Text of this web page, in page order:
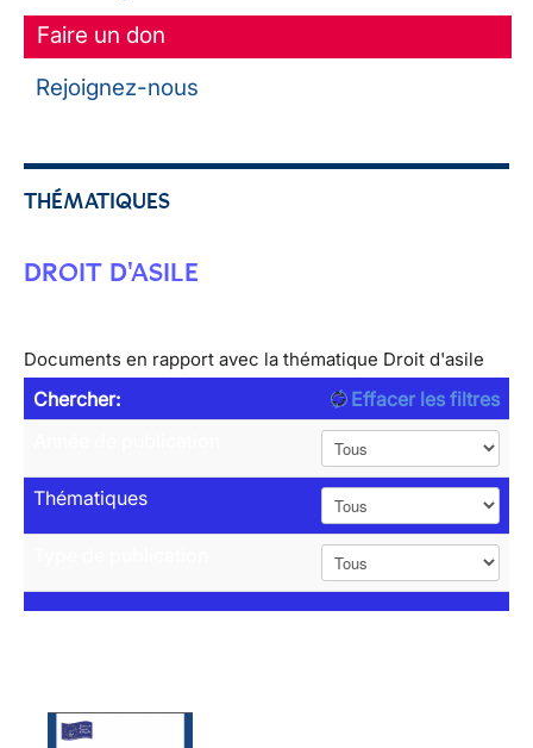
Faire un don
Rejoignez-nous
THÉMATIQUES
DROIT D'ASILE
Documents en rapport avec la thématique Droit d'asile
Chercher:
Effacer les filtres
Thématiques